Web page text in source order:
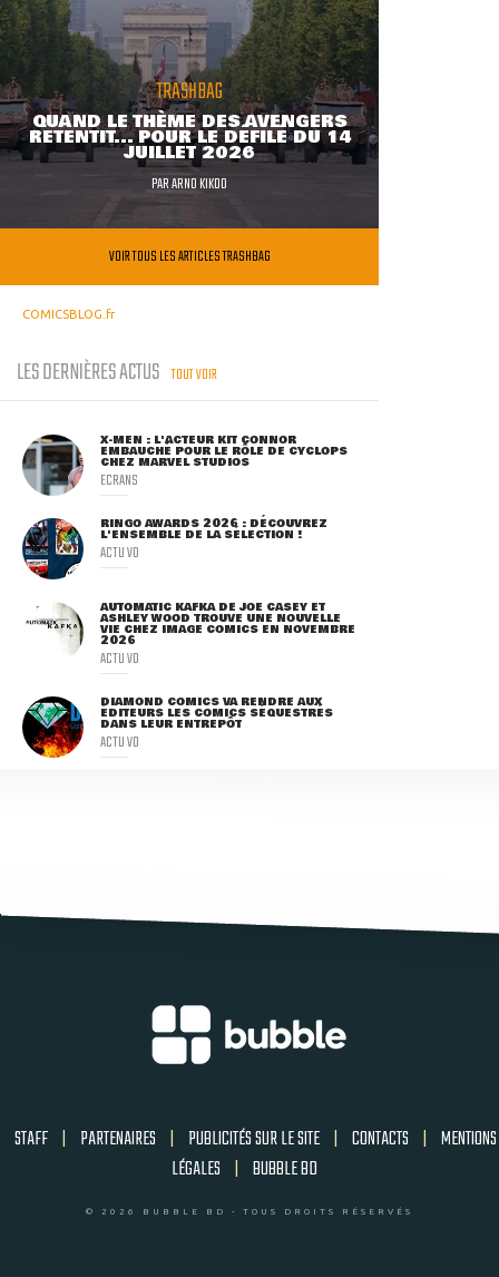
TRASHBAG
QUAND LE THÈME DES AVENGERS
RETENTIT... POUR LE DÉFILÉ DU 14
JUILLET 2026
PARARNO KIKOO
VOIR TOUS LES ARTICLES TRASHBAG
COMICSBLOG.fr
LES DERNIÈRES ACTUS TOUT VOIR
X-MEN : L'ACTEUR KIT CONNOR
EMBAUCHÉ POUR LE RÔLE DE CYCLOPS
CHEZ MARVEL STUDIOS
ECRANS
RINGO AWARDS 2026 : DÉCOUVREZ
L'ENSEMBLE DE LA SÉLECTION !
ACTU VO
AUTOMATIC KAFKA DE JOE CASEY ET
ASHLEY WOOD TROUVE UNE NOUVELLE
VIE CHEZ IMAGE COMICS EN NOVEMBRE
2026
ACTU VO
DIAMOND COMICS VA RENDRE AUX
ÉDITEURS LES COMICS SÉQUESTRÉS
DANS LEUR ENTREPÔT
ACTU VO
STAFF | PARTENAIRES | PUBLICITÉS SUR LE SITE | CONTACTS | MENTIONS
LÉGALES | BUBBLE BD
© 2026 BUBBLE BD - TOUS DROITS RÉSERVÉS